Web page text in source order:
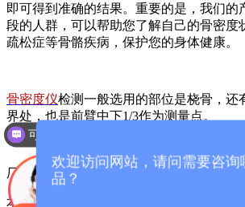
即可得到准确的结果。重要的是，我们的
段的人群，可以帮助您了解自己的骨密度
疏松症等骨骼疾病，保护您的身体健康。
骨密度仪检测一般选用的部位是桡骨，还
界处，也是前臂中下1/3作为测量点。
厂家咨询电话：13626329298（微信同号）
本篇文章网址：
欢迎访问网站，请问需要咨询
品？